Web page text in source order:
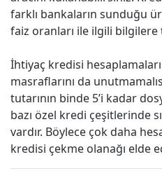
farklı bankaların sunduğu
faiz oranları ile ilgili bilgilere
İhtiyaç kredisi
masraflarını da
tutarının binde 5’i kadar
bazı özel kredi çeşitlerinde
vardır. Böylece çok daha
kredisi çekme olanağı elde